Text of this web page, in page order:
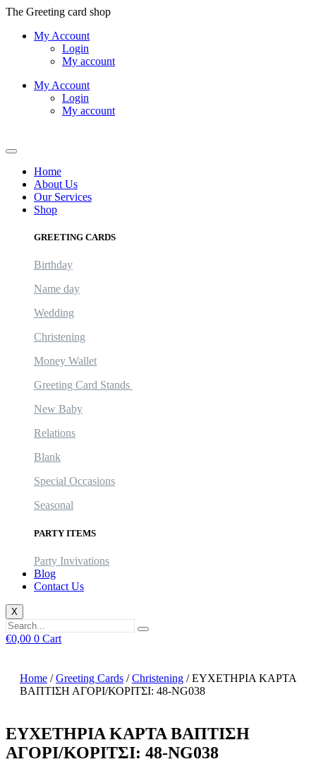
Skip
content
The Greeting card shop
My Account
Login
My account
My Account
Login
My account
Home
About Us
Our Services
Shop
GREETING CARDS
Birthday
Name day
Wedding
Christening
Money Wallet
Greeting Card Stands
New Baby
Relations
Blank
Special Occasions
Seasonal
PARTY ITEMS
Party Invivations
Blog
Contact Us
X
€0,00 0 Cart
Home /Greeting Cards /Christening / ΕΥΧΕΤΗΡΙΑ ΚΑΡΤΑ
ΒΑΠΤΙΣΗ ΑΓΟΡΙ/ΚΟΡΙΤΣΙ: 48-NG038
ΕΥΧΕΤΗΡΙΑ ΚΑΡΤΑ ΒΑΠΤΙΣΗ
ΑΓΟΡΙ/ΚΟΡΙΤΣΙ: 48-NG038